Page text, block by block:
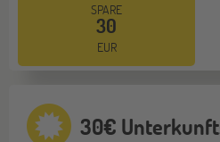
SPARE
30
EUR
30€